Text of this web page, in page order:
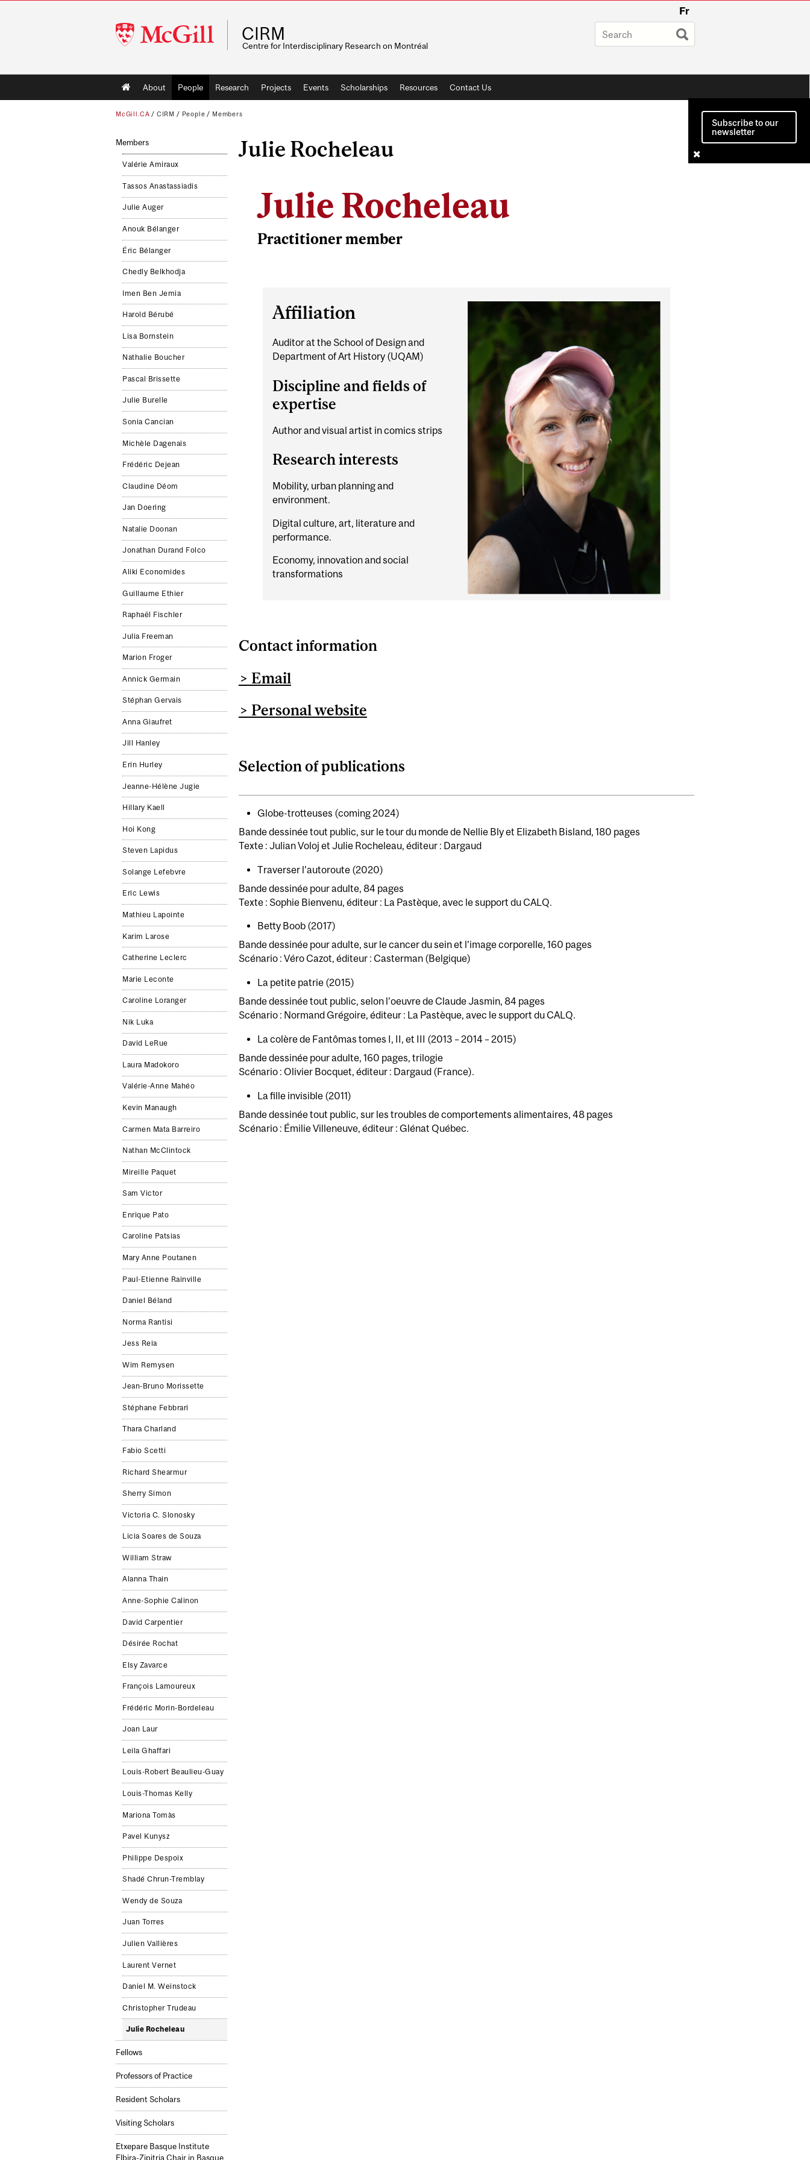
McGill
University
Fr
CIRM
Centre for Interdisciplinary Research on Montréal
Main
navigation
About People Research Projects Events Scholarships Resources Contact Us
Subscribe to our
newsletter
McGill.CA / CIRM / People / Members
Members
Valérie Amiraux
Tassos Anastassiadis
Julie Auger
Anouk Bélanger
Éric Bélanger
Chedly Belkhodja
Imen Ben Jemia
Harold Bérubé
Lisa Bornstein
Nathalie Boucher
Pascal Brissette
Julie Burelle
Sonia Cancian
Michèle Dagenais
Frédéric Dejean
Claudine Déom
Jan Doering
Natalie Doonan
Jonathan Durand Folco
Aliki Economides
Guillaume Ethier
Raphaël Fischler
Julia Freeman
Marion Froger
Annick Germain
Stéphan Gervais
Anna Giaufret
Jill Hanley
Erin Hurley
Jeanne-Hélène Jugie
Hillary Kaell
Hoi Kong
Steven Lapidus
Solange Lefebvre
Eric Lewis
Mathieu Lapointe
Karim Larose
Catherine Leclerc
Marie Leconte
Caroline Loranger
Nik Luka
David LeRue
Laura Madokoro
Valérie-Anne Mahéo
Kevin Manaugh
Carmen Mata Barreiro
Nathan McClintock
Mireille Paquet
Sam Victor
Enrique Pato
Caroline Patsias
Mary Anne Poutanen
Paul-Etienne Rainville
Daniel Béland
Norma Rantisi
Jess Reia
Wim Remysen
Jean-Bruno Morissette
Stéphane Febbrari
Thara Charland
Fabio Scetti
Richard Shearmur
Sherry Simon
Victoria C. Slonosky
Licia Soares de Souza
William Straw
Alanna Thain
Anne-Sophie Calinon
David Carpentier
Désirée Rochat
Elsy Zavarce
François Lamoureux
Frédéric Morin-Bordeleau
Joan Laur
Leila Ghaffari
Louis-Robert Beaulieu-Guay
Louis-Thomas Kelly
Mariona Tomàs
Pavel Kunysz
Philippe Despoix
Shadé Chrun-Tremblay
Wendy de Souza
Juan Torres
Julien Vallières
Laurent Vernet
Daniel M. Weinstock
Christopher Trudeau
Julie Rocheleau
Fellows
Professors of Practice
Resident Scholars
Visiting Scholars
Etxepare Basque Institute
Elbira-Zipitria Chair in Basque
Julie Rocheleau
Julie Rocheleau
Practitioner member
Affiliation
Auditor at the School of Design and
Department of Art History (UQAM)
Discipline and fields of
expertise
Author and visual artist in comics strips
Research interests
Mobility, urban planning and
environment.
Digital culture, art, literature and
performance.
Economy, innovation and social
transformations
Contact information
> Email
> Personal website
Selection of publications
Globe-trotteuses (coming 2024)
Bande dessinée tout public, sur le tour du monde de Nellie Bly et Elizabeth Bisland, 180 pages
Texte : Julian Voloj et Julie Rocheleau, éditeur : Dargaud
Traverser l’autoroute (2020)
Bande dessinée pour adulte, 84 pages
Texte : Sophie Bienvenu, éditeur : La Pastèque, avec le support du CALQ.
Betty Boob (2017)
Bande dessinée pour adulte, sur le cancer du sein et l’image corporelle, 160 pages
Scénario : Véro Cazot, éditeur : Casterman (Belgique)
La petite patrie (2015)
Bande dessinée tout public, selon l’oeuvre de Claude Jasmin, 84 pages
Scénario : Normand Grégoire, éditeur : La Pastèque, avec le support du CALQ.
La colère de Fantômas tomes I, II, et III (2013 – 2014 – 2015)
Bande dessinée pour adulte, 160 pages, trilogie
Scénario : Olivier Bocquet, éditeur : Dargaud (France).
La fille invisible (2011)
Bande dessinée tout public, sur les troubles de comportements alimentaires, 48 pages
Scénario : Émilie Villeneuve, éditeur : Glénat Québec.